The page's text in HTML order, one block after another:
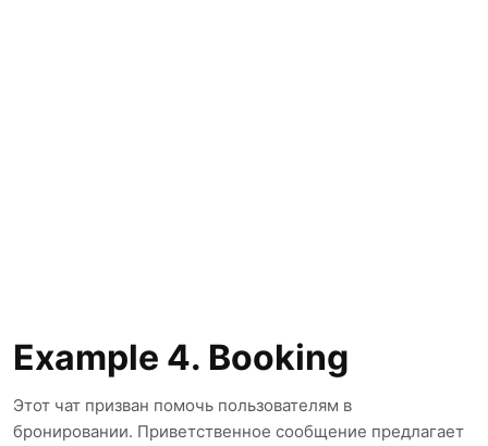
Example 4. Booking
Этот чат призван помочь пользователям в
бронировании. Приветственное сообщение предлагает